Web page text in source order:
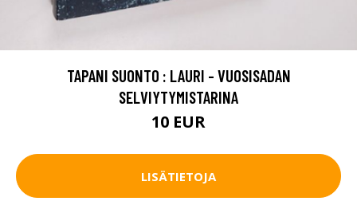
TAPANI SUONTO : LAURI - VUOSISADAN
SELVIYTYMISTARINA
10 EUR
LISÄTIETOJA